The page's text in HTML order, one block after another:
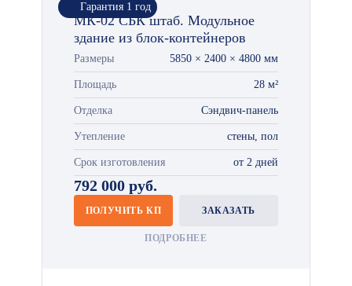
Гарантия 1 год
МК-02 СБК штаб. Модульное
здание из блок-контейнеров
Размеры 5850 × 2400 × 4800 мм
Площадь 28 м²
Отделка Сэндвич-панель
Утепление стены, пол
Срок изготовления от 2 дней
792 000 руб.
ПОЛУЧИТЬ КП ЗАКАЗАТЬ
ПОДРОБНЕЕ